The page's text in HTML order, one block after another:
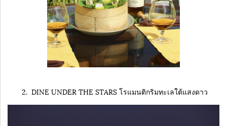
2. DINE UNDER THE STARS โรแมนติกริมทะเลใต้แสงดาว